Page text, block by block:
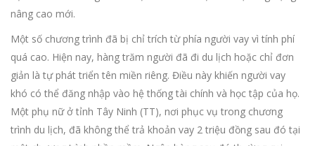
nâng cao mới.
Một số chương trình đã bị chỉ trích từ phía người vay vì tính phí
quá cao. Hiện nay, hàng trăm người đã đi du lịch hoặc chỉ đơn
giản là tự phát triển tên miền riêng. Điều này khiến người vay
khó có thể đăng nhập vào hệ thống tài chính và học tập của họ.
Một phụ nữ ở tỉnh Tây Ninh (TT), nơi phục vụ trong chương
trình du lịch, đã không thể trả khoản vay 2 triệu đồng sau đó tại